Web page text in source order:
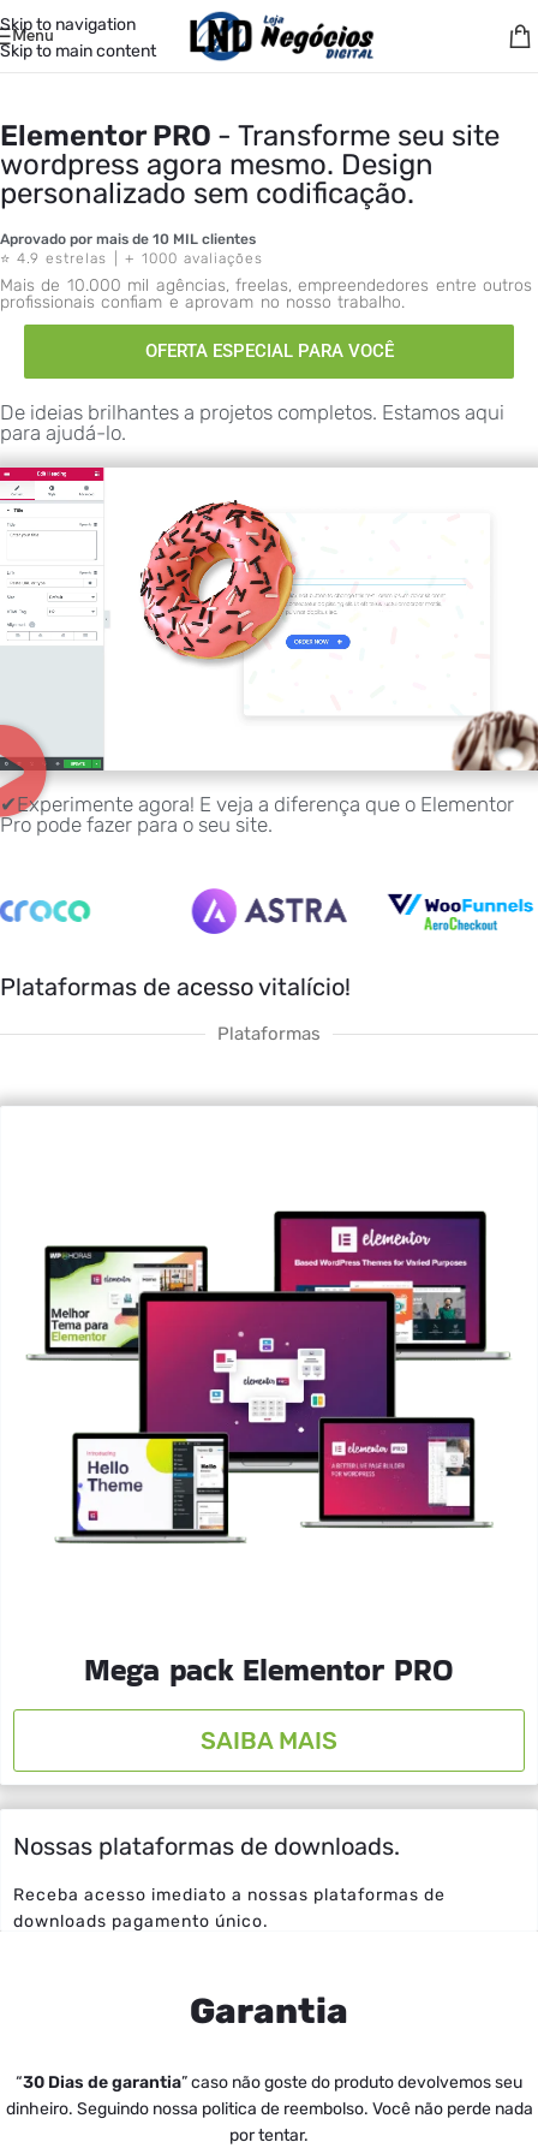
Skip to navigation
Skip to main content
Menu
Elementor PRO - Transforme seu site
wordpress agora mesmo. Design
personalizado sem codificação.
Aprovado por mais de 10 MIL clientes
⭐ 4.9 estrelas | + 1000 avaliações
Mais de 10.000 mil agências, freelas, empreendedores entre outros
profissionais confiam e aprovam no nosso trabalho.
OFERTA ESPECIAL PARA VOCÊ
De ideias brilhantes a projetos completos. Estamos aqui
para ajudá-lo.
✔Experimente agora! E veja a diferença que o Elementor
Pro pode fazer para o seu site.
Plataformas de acesso vitalício!
Plataformas
Mega pack Elementor PRO
SAIBA MAIS
Nossas plataformas de downloads.
Receba acesso imediato a nossas plataformas de
downloads pagamento único.
Garantia
“30 Dias degarantia” caso não goste do produto devolvemos seu
dinheiro. Seguindo nossa politica de reembolso. Você não perde nada
por tentar.